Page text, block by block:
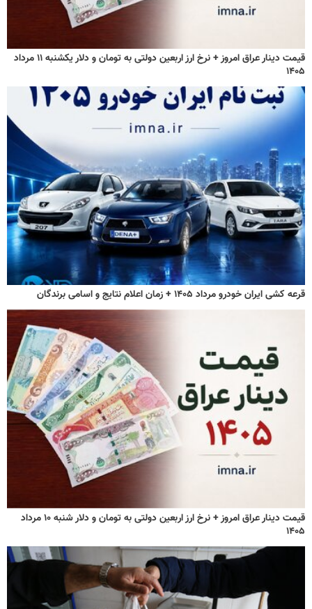
قیمت دینار عراق امروز + نرخ ارز اربعین دولتی به تومان و دلار یکشنبه ۱۱ مرداد
۱۴۰۵
قرعه کشی ایران خودرو مرداد ۱۴۰۵ + زمان اعلام نتایج و اسامی برندگان
قیمت دینار عراق امروز + نرخ ارز اربعین دولتی به تومان و دلار شنبه ۱۰ مرداد
۱۴۰۵